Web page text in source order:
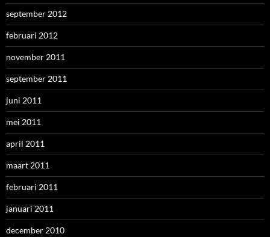
september 2012
februari 2012
november 2011
september 2011
juni 2011
mei 2011
april 2011
maart 2011
februari 2011
januari 2011
december 2010